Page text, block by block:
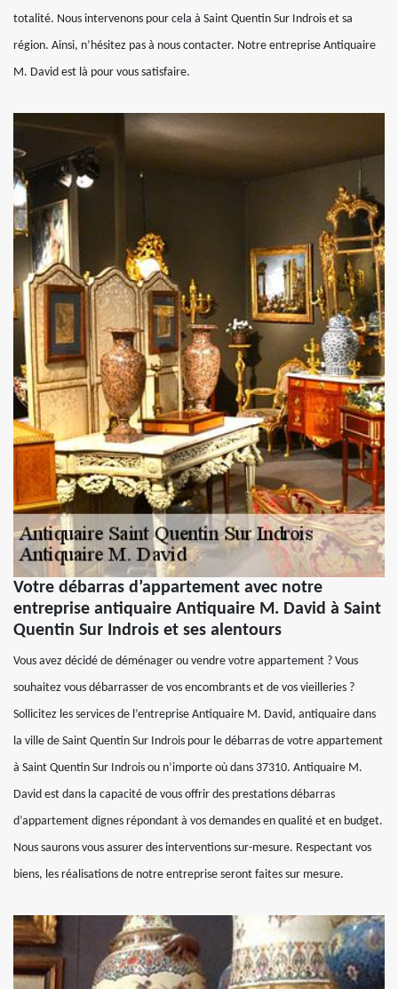
totalité. Nous intervenons pour cela à Saint Quentin Sur Indrois et sa
région. Ainsi, n’hésitez pas à nous contacter. Notre entreprise Antiquaire
M. David est là pour vous satisfaire.
Votre débarras d’appartement avec notre
entreprise antiquaire Antiquaire M. David à Saint
Quentin Sur Indrois et ses alentours
Vous avez décidé de déménager ou vendre votre appartement ? Vous
souhaitez vous débarrasser de vos encombrants et de vos vieilleries ?
Sollicitez les services de l’entreprise Antiquaire M. David, antiquaire dans
la ville de Saint Quentin Sur Indrois pour le débarras de votre appartement
à Saint Quentin Sur Indrois ou n’importe où dans 37310. Antiquaire M.
David est dans la capacité de vous offrir des prestations débarras
d’appartement dignes répondant à vos demandes en qualité et en budget.
Nous saurons vous assurer des interventions sur-mesure. Respectant vos
biens, les réalisations de notre entreprise seront faites sur mesure.